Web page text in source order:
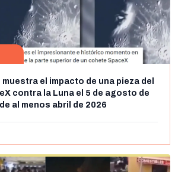
el impacto de una pieza del
contra la Luna el 5 de agosto de
al menos abril de 2026